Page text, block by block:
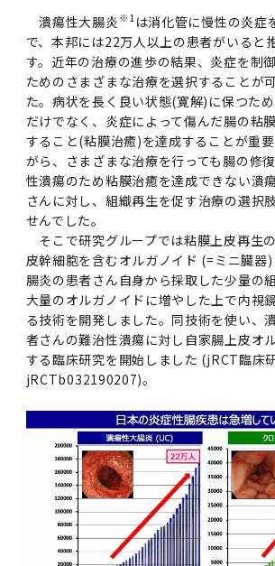
2012年度
2011年度
潰瘍性大腸炎 ※1 は消化管に慢性の炎症
で、本邦には22万人以上の患者がいると
す。近年の治療の進歩の結果、炎症を制
ためのさまざまな治療を選択することが
た。病状を長く良い状態(寛解)に保つた
だけでなく、炎症によって傷んだ腸の粘
すること(粘膜治癒)を達成することが重
がら、さまざまな治療を行っても腸の修
性潰瘍のため粘膜治癒を達成できない潰
さんに対し、組織再生を促す治療の選択
せんでした。
そこで研究グループでは粘膜上皮再生
皮幹細胞を含むオルガノイド (=ミニ臓
腸炎の患者さん自身から採取した少量の
大量のオルガノイドに増やした上で内視
る技術を開発しました。同技術を使い、
者さんの難治性潰瘍に対し自家腸上皮オ
する臨床研究を開始しました (jRCT臨床
jRCTb032190207)。